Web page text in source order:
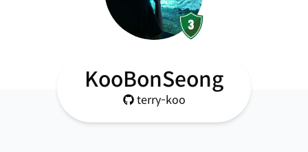
KooBonSeong
terry-koo